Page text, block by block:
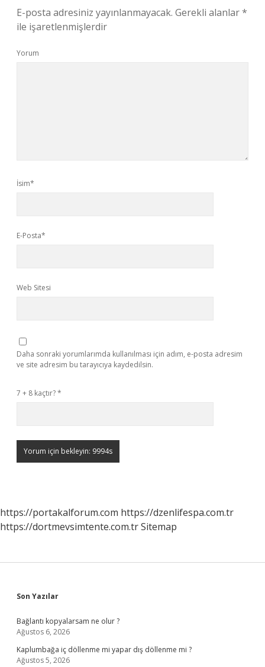
E-posta adresiniz yayınlanmayacak. Gerekli alanlar*
ile işaretlenmişlerdir
Yorum
İsim*
E-Posta*
Web Sitesi
Daha sonraki yorumlarımda kullanılması için adım, e-posta adresim
ve site adresim bu tarayıcıya kaydedilsin.
7 + 8 kaçtır?*
https://portakalforum.com https://dzenlifespa.com.tr
https://dortmevsimtente.com.trSitemap
Sidebar
Son Yazılar
Bağlantı kopyalarsam ne olur ?
Ağustos 6, 2026
Kaplumbağa iç döllenme mi yapar dış döllenme mi ?
Ağustos 5, 2026